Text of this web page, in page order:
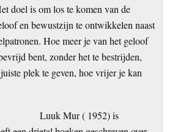
doel is om los te komen van de
en bewustzijn te ontwikkelen naast
Hoe meer je van het geloof
bent, zonder het te bestrijden,
plek te geven, hoe vrijer je kan
Luuk Mur ( 1952) is